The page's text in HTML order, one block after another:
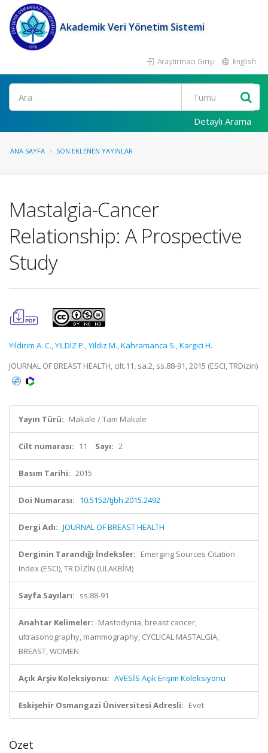
Akademik Veri Yönetim Sistemi
Araştırmacı Girişi English
Ara
Detaylı Arama
ANA SAYFA SON EKLENEN YAYINLAR
Mastalgia-Cancer
Relationship: A Prospective
Study
Yildirim A. C.,YILDIZ P.,Yildiz M.,Kahramanca S.,Kargici H.
JOURNAL OF BREAST HEALTH, cilt.11, sa.2, ss.88-91, 2015 (ESCI, TRDizin)
Yayın Türü: Makale / Tam Makale
Cilt numarası: 11 Sayı: 2
Basım Tarihi: 2015
Doi Numarası: 10.5152/tjbh.2015.2492
Dergi Adı: JOURNAL OF BREAST HEALTH
Derginin Tarandığı İndeksler: Emerging Sources Citation
Index (ESCI), TR DİZİN (ULAKBİM)
Sayfa Sayıları: ss.88-91
Anahtar Kelimeler: Mastodynia, breast cancer,
ultrasonography, mammography, CYCLICAL MASTALGIA,
BREAST, WOMEN
Açık Arşiv Koleksiyonu: AVESİS Açık Erişim Koleksiyonu
Eskişehir Osmangazi Üniversitesi Adresli: Evet
Özet